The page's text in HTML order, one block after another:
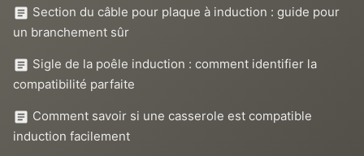
Section du câble pour plaque à induction : guide pour
un branchement sûr
Sigle de la poêle induction : comment identifier la
compatibilité parfaite
Comment savoir si une casserole est compatible
induction facilement